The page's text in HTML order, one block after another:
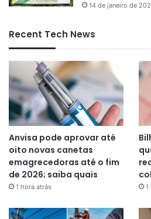
14 de janeiro de
Recent Tech News
Anvisa pode aprovar até
oito novas canetas
emagrecedoras até o fim
de 2026; saiba quais
1 hora atrás 1